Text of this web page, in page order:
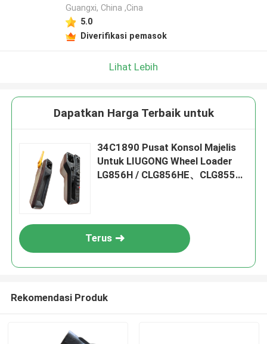
Guangxi, China ,Cina
5.0
Diverifikasi pemasok
Lihat Lebih
Dapatkan Harga Terbaik untuk
34C1890 Pusat Konsol Majelis
Untuk LIUGONG Wheel Loader
LG856H / CLG856HE、CLG855N
Terus
Rekomendasi Produk